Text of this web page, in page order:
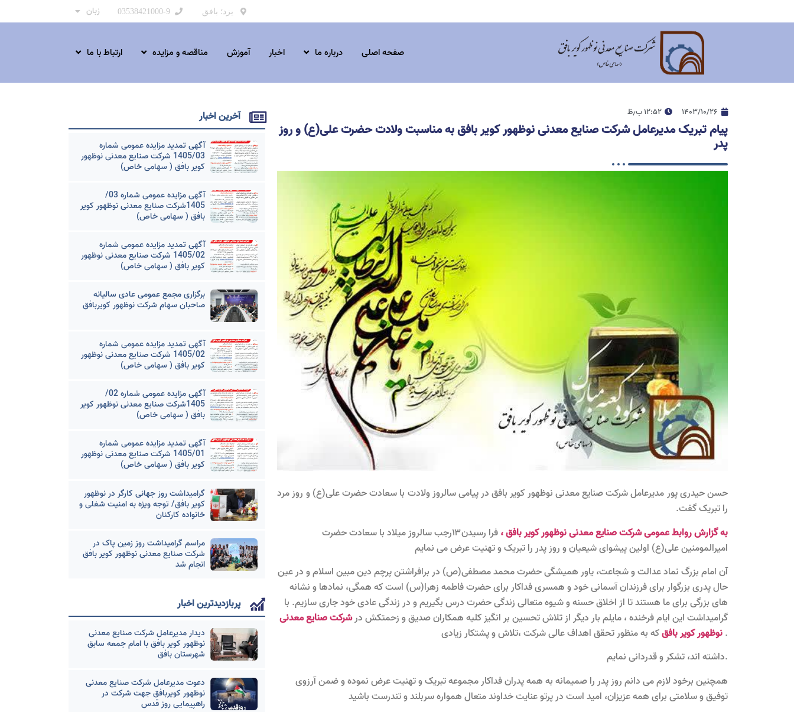
یزد؛ بافق 03538421000-9 زبان
صفحه اصلی درباره ما اخبار آموزش مناقصه و مزایده ارتباط با ما
۱۴۰۳/۱۰/۲۶ ۱۲:۵۲ ب٫ظ
پیام تبریک مدیرعامل شرکت صنایع معدنی نوظهور کویر بافق به مناسبت ولادت حضرت علی(ع) و روز
پدر
حسن حیدری پور مدیرعامل شرکت صنایع معدنی نوظهور کویر بافق در پیامی سالروز ولادت با سعادت حضرت علی(ع) و روز مرد
را تبریک گفت.
به گزارش روابط عمومی شرکت صنایع معدنی نوظهور کویر بافق ،
فرا رسیدن۱۳رجب سالروز میلاد با سعادت حضرت
امیرالمومنین علی(ع) اولین پیشوای شیعیان و روز پدر را تبریک و تهنیت عرض می نمایم
آن امام بزرگ نماد عدالت و شجاعت، یاور همیشگی حضرت محمد مصطفی(ص) در برافراشتن پرچم دین مبین اسلام و در عین
حال پدری بزرگوار برای فرزندان آسمانی خود و همسری فداکار برای حضرت فاطمه زهرا(س) است که همگی، نمادها و نشانه
های بزرگی برای ما هستند تا از اخلاق حسنه و شیوه متعالی زندگی حضرت درس بگیریم و در زندگی عادی خود جاری سازیم. با
گرامیداشت این ایام فرخنده ، مایلم بار دیگر از تلاش تحسین بر انگیز کلیه همکاران صدیق و زحمتکش درشرکت صنایع معدنی
نوظهور کویر بافقکه به منظور تحقق اهداف عالی شرکت ،تلاش و پشتکار زیادی .
داشته اند، تشکر و قدردانی نمایم.
همچنین برخود لازم می دانم روز پدر را صمیمانه به همه پدران فداکار مجموعه تبریک و تهنیت عرض نموده و ضمن آرزوی
توفیق و سلامتی برای همه عزیزان، امید است در پرتو عنایت خداوند متعال همواره سربلند و تندرست باشید
آخرین اخبار
آگهی تمدید مزایده عمومی شماره
1405/03 شرکت صنایع معدنی نوظهور
کویر بافق ( سهامی خاص)
آگهی مزایده عمومی شماره 03/
1405شرکت صنایع معدنی نوظهور کویر
بافق ( سهامی خاص)
آگهی تمدید مزایده عمومی شماره
1405/02 شرکت صنایع معدنی نوظهور
کویر بافق ( سهامی خاص)
برگزاری مجمع عمومی عادی سالیانه
صاحبان سهام شرکت نوظهور کویربافق
آگهی تمدید مزایده عمومی شماره
1405/02 شرکت صنایع معدنی نوظهور
کویر بافق ( سهامی خاص)
آگهی مزایده عمومی شماره 02/
1405شرکت صنایع معدنی نوظهور کویر
بافق ( سهامی خاص)
آگهی تمدید مزایده عمومی شماره
1405/01 شرکت صنایع معدنی نوظهور
کویر بافق ( سهامی خاص)
گرامیداشت روز جهانی کارگر در نوظهور
کویر بافق/ توجه ویژه به امنیت شغلی و
خانواده کارکنان
مراسم گرامیداشت روز زمین پاک در
شرکت صنایع معدنی نوظهور کویر بافق
انجام شد
پربازدیدترین اخبار
دیدار مدیرعامل شرکت صنایع معدنی
نوظهور کویر بافق با امام جمعه سابق
شهرستان بافق
دعوت مدیرعامل شرکت صنایع معدنی
نوظهور کویربافق جهت شرکت در
راهپیمایی روز قدس